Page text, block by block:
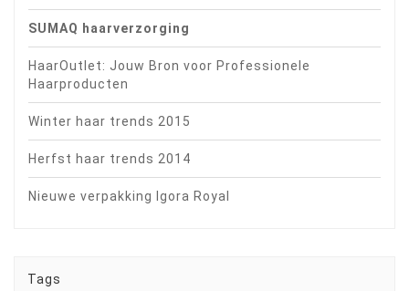
SUMAQ haarverzorging
HaarOutlet: Jouw Bron voor Professionele
Haarproducten
Winter haar trends 2015
Herfst haar trends 2014
Nieuwe verpakking Igora Royal
Tags